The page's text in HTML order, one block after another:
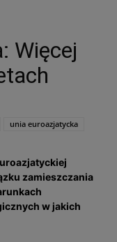
Więcej
unia euroazjatycka
zamieszczania
w jakich